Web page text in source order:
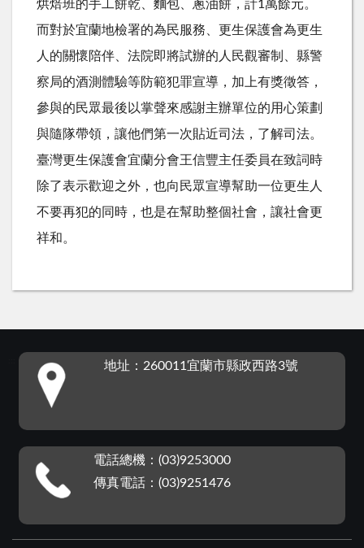
烘焙班的手工餅乾、麵包、蔥油餅，計1萬餘元。
而對於宜蘭地檢署的為民服務、更生保護會為更生
人的關懷陪伴、法院即將試辦的人民觀審制、縣警
察局的酒測體驗等防範犯罪宣導，加上有獎徵答，
參與的民眾最後以掌聲來感謝主辦單位的用心策劃
與隨隊帶領，讓他們第一次貼近司法，了解司法。
臺灣更生保護會宜蘭分會王信豐主任委員在致詞時
除了表示歡迎之外，也向民眾宣導幫助一位更生人
不要再犯的同時，也是在幫助整個社會，讓社會更
祥和。
地址：260011宜蘭市縣政西路3號
電話總機：(03)9253000
傳真電話：(03)9251476